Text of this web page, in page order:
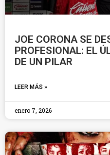
JOE CORONA SE
PROFESIONAL: EL
DE UN PILAR
LEER MÁS »
enero 7, 2026